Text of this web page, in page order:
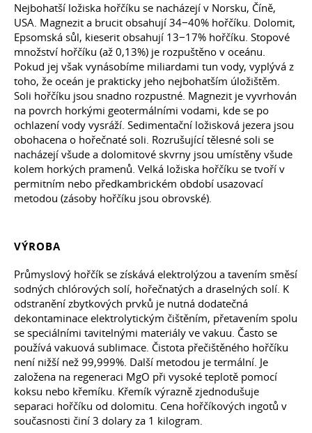
Nejbohatší ložiska hořčíku se nacházejí v Norsku, Číně,
USA. Magnezit a brucit obsahují 34−40% hořčíku. Dolomit,
Epsomská sůl, kieserit obsahují 13−17% hořčíku. Stopové
množství hořčíku (až 0,13%) je rozpuštěno v oceánu.
Pokud jej však vynásobíme miliardami tun vody, vyplývá z
toho, že oceán je prakticky jeho nejbohatším úložištěm.
Soli hořčíku jsou snadno rozpustné. Magnezit je vyvrhován
na povrch horkými geotermálními vodami, kde se po
ochlazení vody vysráží. Sedimentační ložisková jezera jsou
obohacena o hořečnaté soli. Rozrušující tělesné soli se
nacházejí všude a dolomitové skvrny jsou umístěny všude
kolem horkých pramenů. Velká ložiska hořčíku se tvoří v
permitním nebo předkambrickém období usazovací
metodou (zásoby hořčíku jsou obrovské).
VÝROBA
Průmyslový hořčík se získává elektrolýzou a tavením směsí
sodných chlórových solí, hořečnatých a draselných solí. K
odstranění zbytkových prvků je nutná dodatečná
dekontaminace elektrolytickým čištěním, přetavením spolu
se speciálními tavitelnými materiály ve vakuu. Často se
používá vakuová sublimace. Čistota přečištěného hořčíku
není nižší než 99,999%. Další metodou je termální. Je
založena na regeneraci MgO při vysoké teplotě pomocí
koksu nebo křemíku. Křemík výrazně zjednodušuje
separaci hořčíku od dolomitu. Cena hořčíkových ingotů v
současnosti činí 3 dolary za 1 kilogram.